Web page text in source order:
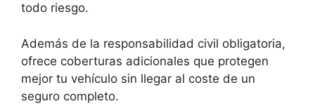
todo riesgo.
Además de la responsabilidad civil obligatoria,
ofrece coberturas adicionales que protegen
mejor tu vehículo sin llegar al coste de un
seguro completo.